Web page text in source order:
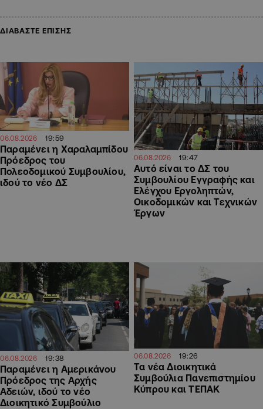
ΔΙΑΒΑΣΤΕ ΕΠΙΣΗΣ
06.08.2026 19:59
Παραμένει η Χαραλαμπίδου
Πρόεδρος του
Πολεοδομικού Συμβουλίου,
ιδού το νέο ΔΣ
06.08.2026 19:47
Αυτό είναι το ΔΣ του
Συμβουλίου Εγγραφής και
Ελέγχου Εργοληπτών,
Οικοδομικών και Τεχνικών
Έργων
06.08.2026 19:38
Παραμένει η Αμερικάνου
Πρόεδρος της Αρχής
Αδειών, ιδού το νέο
Διοικητικό Συμβούλιο
06.08.2026 19:26
Τα νέα Διοικητικά
Συμβούλια Πανεπιστημίου
Κύπρου και ΤΕΠΑΚ